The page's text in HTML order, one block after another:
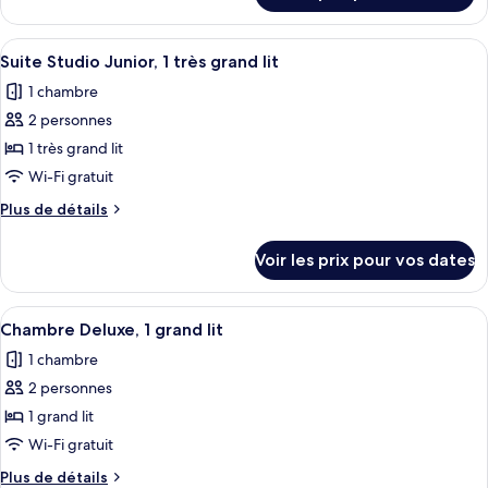
très
grand
lit
le
type
de
Chambre
Exécutive,
très
grand
Afficher
toutes
les
photos
pour
ce
type
de
Suite
Studio
Junior,
très
grand
lit
Une chambre moderne avec un lit,
1
Suite Studio Junior, 1 très grand lit
1 chambre
2 personnes
1 très grand lit
Wi-Fi gratuit
Plus de détails
Plus
le
type
de
Suite
Studio
très
lit
Voir les prix pour vos dates
Afficher
toutes
les
photos
pour
ce
type
Une chambre à coucher moderne,
4
Chambre Deluxe, 1 grand lit
1 chambre
2 personnes
1 grand lit
Wi-Fi gratuit
Plus de détails
Plus